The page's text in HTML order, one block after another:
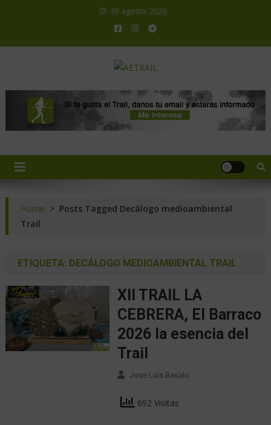
01 agosto, 2026
Home > Posts Tagged Decálogo medioambiental
Trail
ETIQUETA: DECÁLOGO MEDIOAMBIENTAL TRAIL
XII TRAIL LA
CEBRERA, El Barraco
2026 la esencia del
Trail
Jose Luis Basalo
692 Visitas